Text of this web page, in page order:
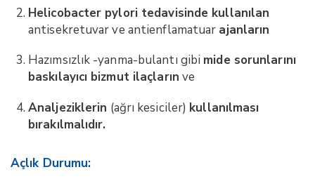
Helicobacter pylori tedavisinde kullanılan
antisekretuvar ve antienflamatuar ajanların
Hazımsızlık -yanma-bulantı gibi mide sorunlarını
baskılayıcı bizmut ilaçların ve
Analjeziklerin (ağrı kesiciler) kullanılması
bırakılmalıdır.
Açlık Durumu: